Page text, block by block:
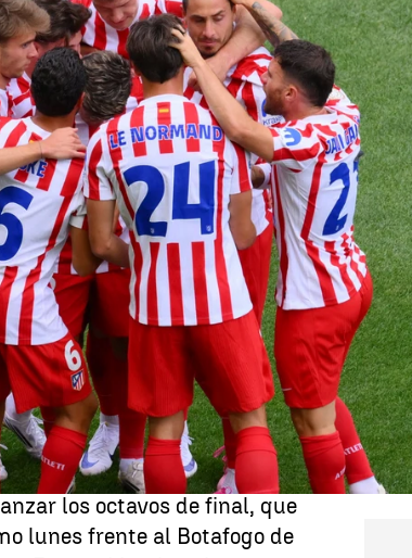
WhatsappFacebook
X Linkedin
un triunfo clave en el
1-3 al Seattle Sounders en
Barrios (minutos 11 y 60)
en un partido
organizado por la FIFA.
rojiblancos mantienen vivas
los octavos de final, que
lunes frente al Botafogo de